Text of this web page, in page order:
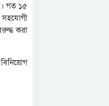
গত ১৫
সহযোগী
করা